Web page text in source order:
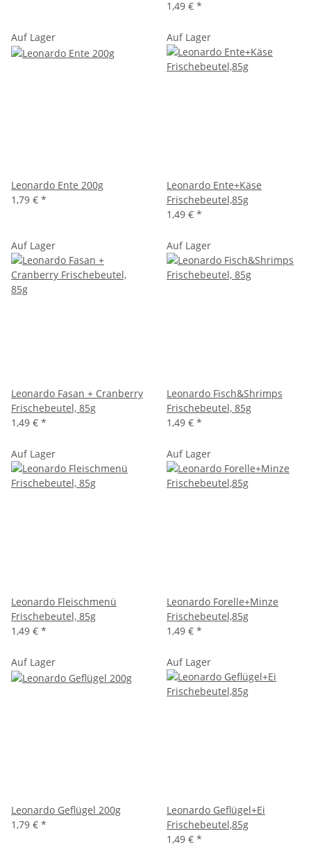
1,49 € *
Auf Lager
Leonardo Ente 200g
1,79 € *
Auf Lager
Leonardo Ente+Käse
Frischebeutel,85g
1,49 € *
Auf Lager
Leonardo Fasan + Cranberry
Frischebeutel, 85g
1,49 € *
Auf Lager
Leonardo Fisch&Shrimps
Frischebeutel, 85g
1,49 € *
Auf Lager
Leonardo Fleischmenü
Frischebeutel, 85g
1,49 € *
Auf Lager
Leonardo Forelle+Minze
Frischebeutel,85g
1,49 € *
Auf Lager
Leonardo Geflügel 200g
1,79 € *
Auf Lager
Leonardo Geflügel+Ei
Frischebeutel,85g
1,49 € *